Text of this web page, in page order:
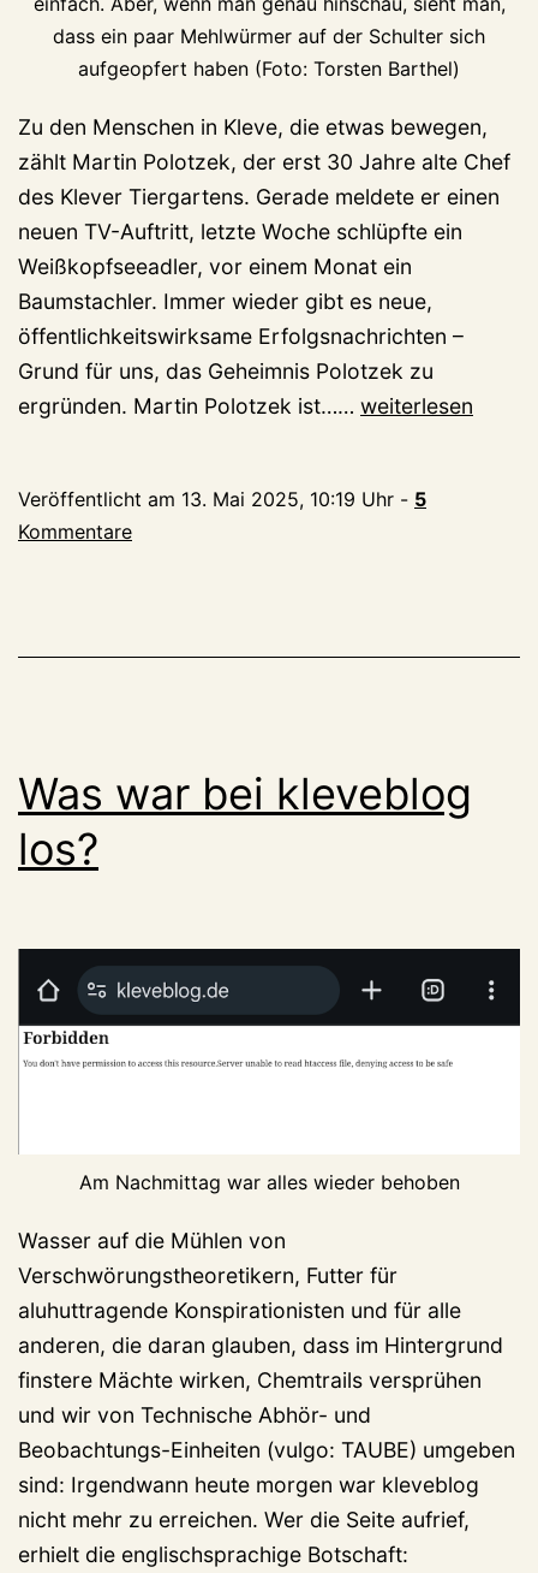
dass ein paar Mehlwürmer auf der Schulter sich
aufgeopfert haben (Foto: Torsten Barthel)
Zu den Menschen in Kleve, die etwas bewegen,
zählt Martin Polotzek, der erst 30 Jahre alte Chef
des Klever Tiergartens. Gerade meldete er einen
neuen TV-Auftritt, letzte Woche schlüpfte ein
Weißkopfseeadler, vor einem Monat ein
Baumstachler. Immer wieder gibt es neue,
öffentlichkeitswirksame Erfolgsnachrichten –
Grund für uns, das Geheimnis Polotzek zu
ergründen. Martin Polotzek ist…… Das
ein
weiterlesen
Veröffentlicht am 13. Mai 2025, 10:19 Uhr - 5
Kommentare
Was war bei kleveblog
los?
Am Nachmittag war alles wieder behoben
Wasser auf die Mühlen von
Verschwörungstheoretikern, Futter für
aluhuttragende Konspirationisten und für alle
anderen, die daran glauben, dass im Hintergrund
finstere Mächte wirken, Chemtrails versprühen
und wir von Technische Abhör- und
Beobachtungs-Einheiten (vulgo: TAUBE) umgeben
sind: Irgendwann heute morgen war kleveblog
nicht mehr zu erreichen. Wer die Seite aufrief,
erhielt die englischsprachige Botschaft: